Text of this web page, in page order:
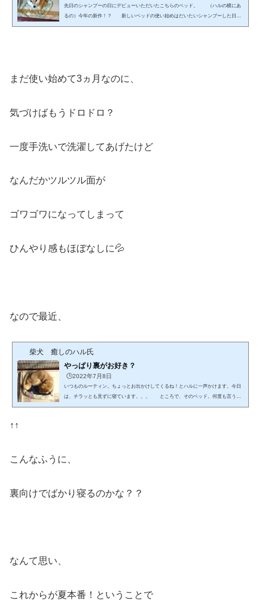
先日のシャンプーの日にデビューいただいたこちらのベッド。 （ハルの横にあ
るの）今年の新作！？ 新しいベッドの使い始めはだいたいシャンプーした日で
す。（いきなり臭くなるのはちょっと💧） 気に入って使ってるんだけど、なん
まだ使い始めて3ヵ月なのに、
気づけばもうドロドロ？
一度手洗いで洗濯してあげたけど
なんだかツルツル面が
ゴワゴワになってしまって
ひんやり感もほぼなしに💦
なので最近、
柴犬 癒しのハル氏
やっぱり裏がお好き？
🕒️2022年7月8日
いつものルーティン。ちょっとお出かけしてくるね！とハルに一声かけます。今日
は、チラッとも見ずに寝ています。。。 ところで、そのベッド。何度も言うけ
ど、裏返しですよ！ 底の黒い面が常に上向きに💦 ま、お出かけして帰
↑↑
こんなふうに、
裏向けでばかり寝るのかな？？
なんて思い、
これからが夏本番！ということで